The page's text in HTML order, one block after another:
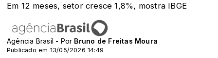
Em 12 meses, setor cresce 1,8%, mostra IBGE
Agência Brasil - Por Bruno de Freitas Moura
Publicado em 13/05/2026 14:49